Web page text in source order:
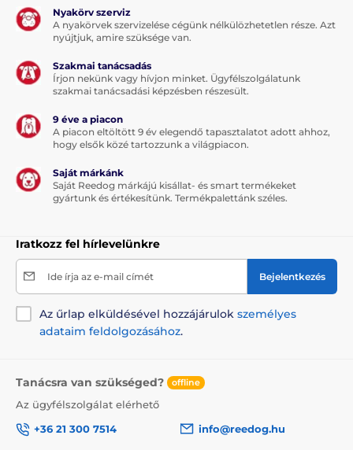
Nyakörv szerviz
A nyakörvek szervizelése cégünk nélkülözhetetlen része. Azt
nyújtjuk, amire szüksége van.
Szakmai tanácsadás
Írjon nekünk vagy hívjon minket. Ügyfélszolgálatunk
szakmai tanácsadási képzésben részesült.
9 éve a piacon
A piacon eltöltött 9 év elegendő tapasztalatot adott ahhoz,
hogy elsők közé tartozzunk a világpiacon.
Saját márkánk
Saját Reedog márkájú kisállat- és smart termékeket
gyártunk és értékesítünk. Termékpalettánk széles.
Iratkozz fel hírlevelünkre
Ide írja az e-mail címét Bejelentkezés
Az űrlap elküldésével hozzájárulok személyes
adataim feldolgozásához.
Tanácsra van szükséged? offline
Az ügyfélszolgálat elérhető
+36 21 300 7514
info@reedog.hu